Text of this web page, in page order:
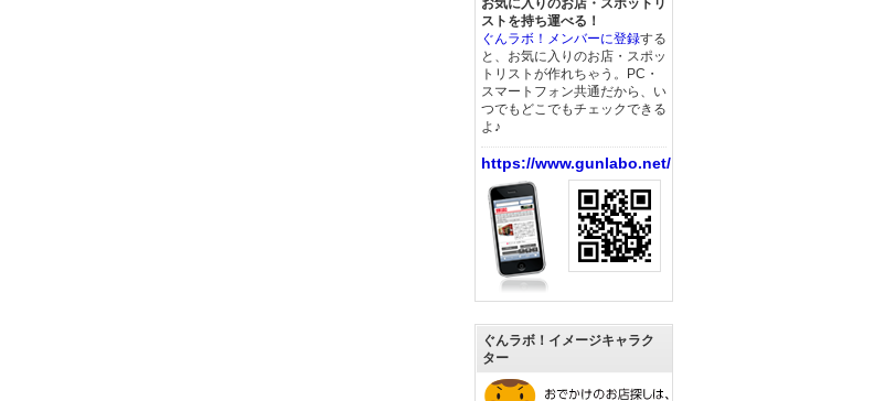
お気に入りのお店・スポットリ
ストを持ち運べる！
ぐんラボ！メンバーに登録する
と、お気に入りのお店・スポッ
トリストが作れちゃう。PC・
スマートフォン共通だから、い
つでもどこでもチェックできる
よ♪
https://www.gunlabo.net/
ぐんラボ！イメージキャラク
ター